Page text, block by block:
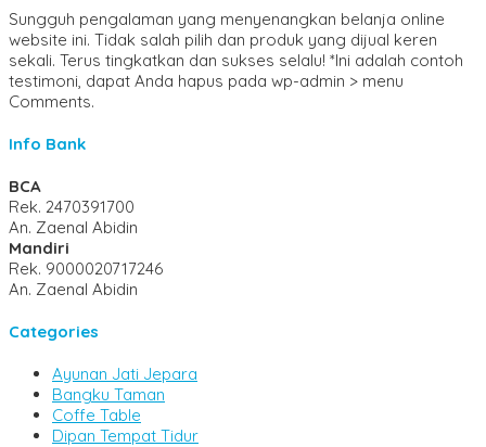
Sungguh pengalaman yang menyenangkan belanja online
website ini. Tidak salah pilih dan produk yang dijual keren
sekali. Terus tingkatkan dan sukses selalu! *Ini adalah contoh
testimoni, dapat Anda hapus pada wp-admin > menu
Comments.
Info Bank
BCA
Rek. 2470391700
An. Zaenal Abidin
Mandiri
Rek. 9000020717246
An. Zaenal Abidin
Categories
Ayunan Jati Jepara
Bangku Taman
Coffe Table
Dipan Tempat Tidur